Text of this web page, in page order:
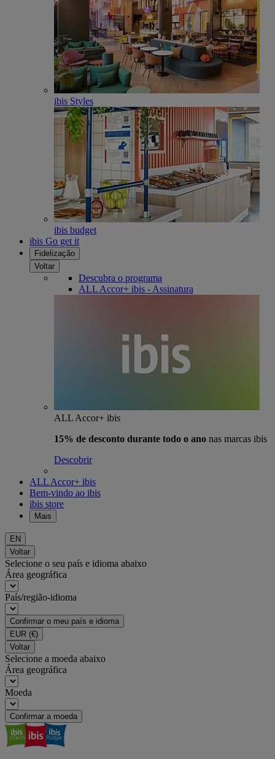
ibis Styles
ibis budget
ibis Go get it
Fidelização
Voltar
Descubra o programa
ALL Accor+ ibis - Assinatura
ALL Accor+ ibis
15% de desconto durante todo o ano nas marcas ibis
Descobrir
ALL Accor+ ibis
Bem-vindo ao ibis
ibis store
Mais
EN
Voltar
Selecione o seu país e idioma abaixo
Área geográfica
País/região-idioma
Confirmar o meu país e idioma
EUR (€)
Voltar
Selecione a moeda abaixo
Área geográfica
Moeda
Confirmar a moeda